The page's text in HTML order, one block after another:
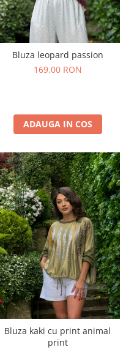
Bluza leopard passion
169,00 RON
ADAUGA IN COS
Bluza kaki cu print animal
print